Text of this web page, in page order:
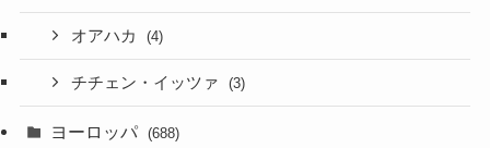
オアハカ (4)
チチェン・イッツァ (3)
ヨーロッパ (688)